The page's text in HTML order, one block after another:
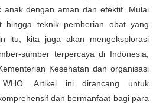
anak dengan aman dan efektif. Mulai
hingga teknik pemberian obat yang
itu, kita juga akan mengeksplorasi
sumber terpercaya di Indonesia,
Kesehatan dan organisasi
Artikel ini dirancang untuk
dan bermanfaat bagi para